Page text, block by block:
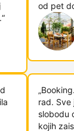
od pet
rad. Sve
slobodu
kojih